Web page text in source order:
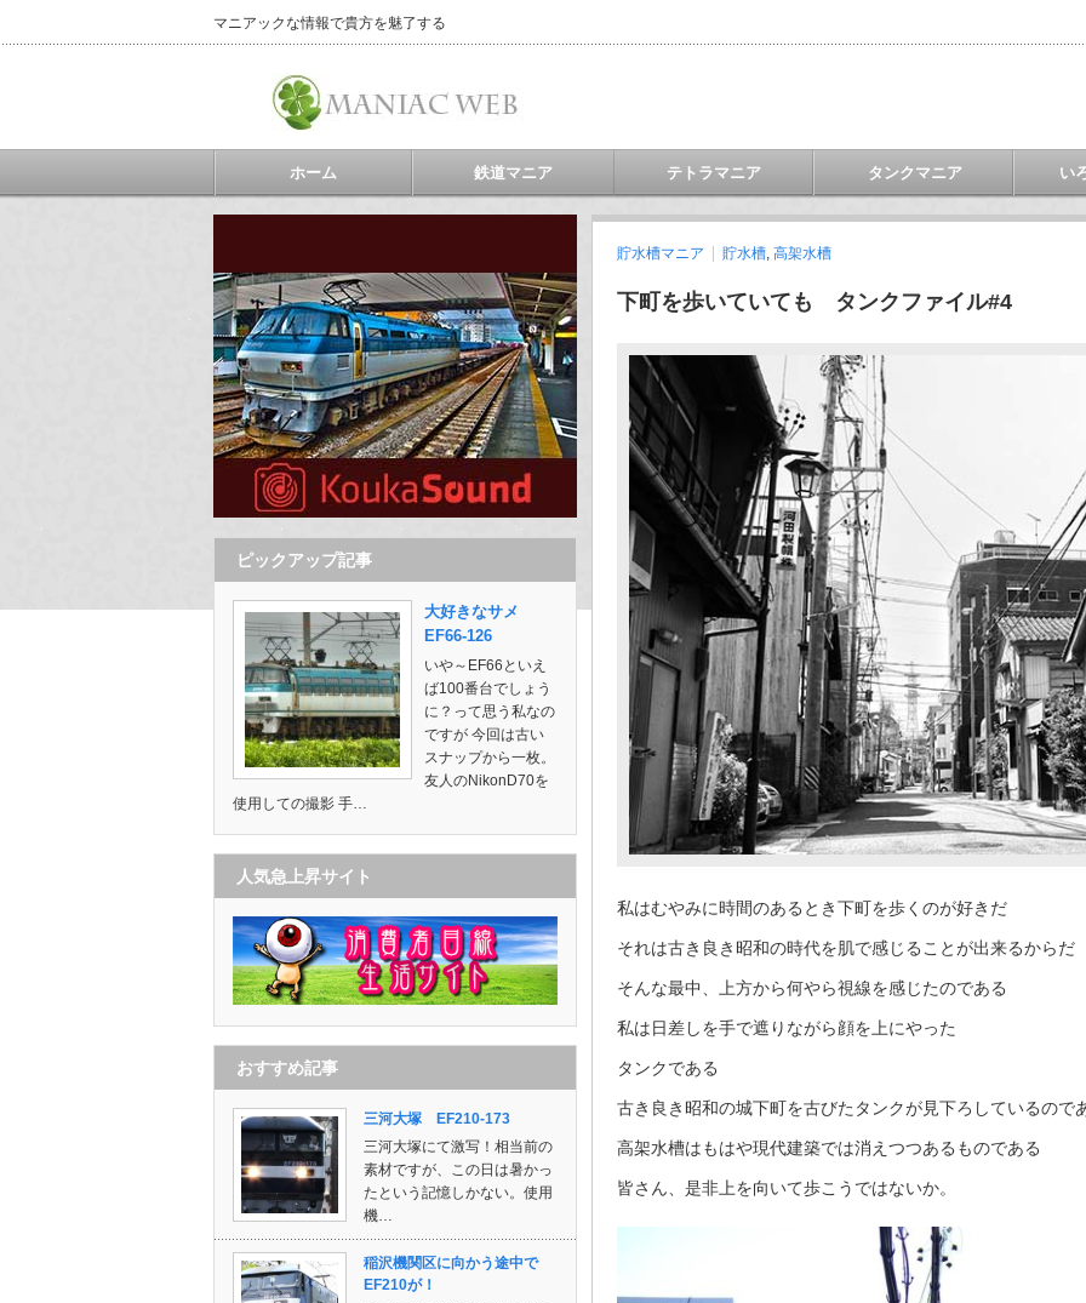
マニアックな情報で貴方を魅了する
ホーム 鉄道マニア テトラマニア タンクマニア い
貯水槽マニア 貯水槽, 高架水槽
下町を歩いていても タンクファイル#4
私はむやみに時間のあるとき下町を歩くのが好きだ
それは古き良き昭和の時代を肌で感じることが出来るからだ
そんな最中、上方から何やら視線を感じたのである
私は日差しを手で遮りながら顔を上にやった
タンクである
古き良き昭和の城下町を古びたタンクが見下ろしているので
高架水槽はもはや現代建築では消えつつあるものである
皆さん、是非上を向いて歩こうではないか。
ピックアップ記事
大好きなサメ
EF66-126
いや～EF66といえ
ば100番台でしょう
に？って思う私なの
ですが 今回は古い
スナップから一枚。
友人のNikonD70を
使用しての撮影 手…
人気急上昇サイト
おすすめ記事
三河大塚 EF210-173
三河大塚にて激写！相当前の
素材ですが、この日は暑かっ
たという記憶しかない。使用
機…
稲沢機関区に向かう途中で
EF210が！